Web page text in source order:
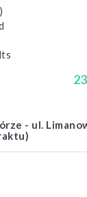
- ul.